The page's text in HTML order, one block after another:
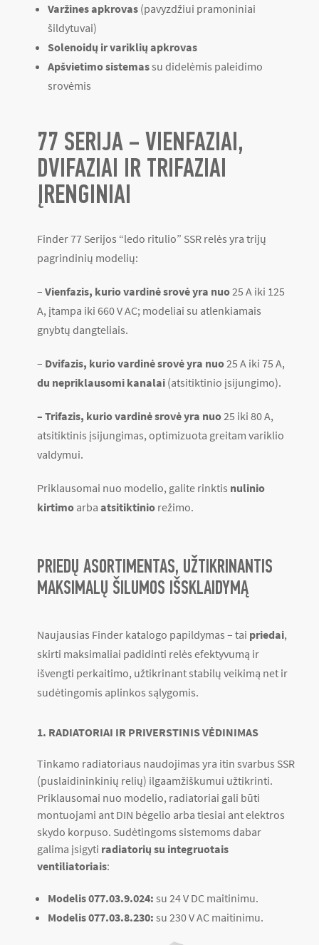
Varžines apkrovas (pavyzdžiui pramoniniai
šildytuvai)
Solenoidų ir variklių apkrovas
Apšvietimo sistemassu didelėmis paleidimo
srovėmis
77 SERIJA – VIENFAZIAI,
DVIFAZIAI IR TRIFAZIAI
ĮRENGINIAI
Finder 77 Serijos “ledo ritulio” SSR relės yra trijų
pagrindinių modelių:
– Vienfazis, kurio vardinė srovė yra nuo25 A iki 125
A, įtampa iki 660 V AC; modeliai su atlenkiamais
gnybtų dangteliais.
– Dvifazis, kurio vardinė srovė yra nuo25 A iki 75 A,
du nepriklausomi kanalai (atsitiktinio įsijungimo).
– Trifazis, kurio vardinė srovė yra nuo25 iki 80 A,
atsitiktinis įsijungimas, optimizuota greitam variklio
valdymui.
Priklausomai nuo modelio, galite rinktis nulinio
kirtimo arba atsitiktinio režimo.
PRIEDŲ ASORTIMENTAS, UŽTIKRINANTIS
MAKSIMALŲ ŠILUMOS IŠSKLAIDYMĄ
Naujausias Finder katalogo papildymas – tai priedai,
skirti maksimaliai padidinti relės efektyvumą ir
išvengti perkaitimo, užtikrinant stabilų veikimą net ir
sudėtingomis aplinkos sąlygomis.
1. RADIATORIAI IR PRIVERSTINIS VĖDINIMAS
Tinkamo radiatoriaus naudojimas yra itin svarbus SSR
(puslaidininkinių relių) ilgaamžiškumui užtikrinti.
Priklausomai nuo modelio, radiatoriai gali būti
montuojami ant DIN bėgelio arba tiesiai ant elektros
skydo korpuso. Sudėtingoms sistemoms dabar
galima įsigyti radiatorių su integruotais
ventiliatoriais:
Modelis 077.03.9.024: su 24 V DC maitinimu.
Modelis 077.03.8.230: su 230 V AC maitinimu.